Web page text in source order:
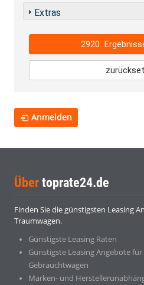
Extras
2920
Anmelden
Über toprate24.de
Finden Sie die günstigsten Leasing
Traumwagen.
Günstigste Leasing Raten
Günstigste Leasing Angebote
Gebrauchtwagen
Marken- und